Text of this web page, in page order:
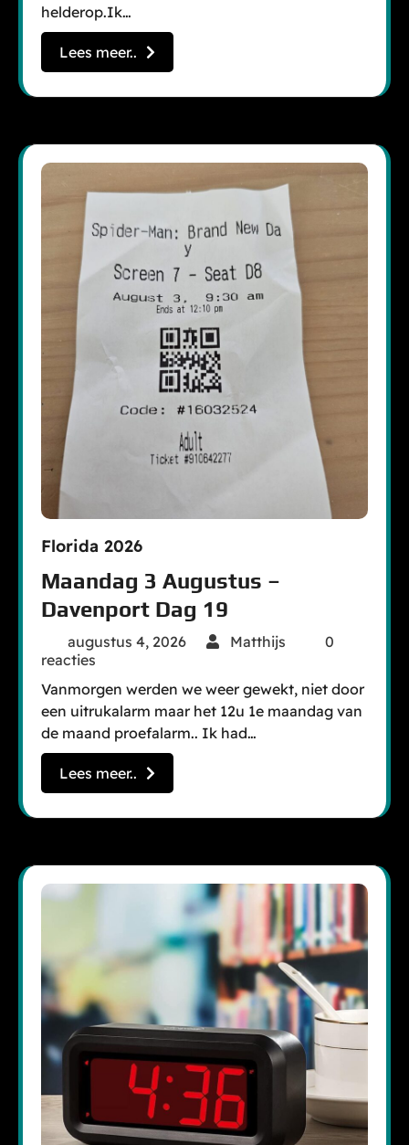
helderop.Ik…
Lees meer..
Florida 2026
Maandag 3 Augustus –
Davenport Dag 19
augustus 4, 2026 Matthijs
0
reacties
Vanmorgen werden we weer gewekt, niet door
een uitrukalarm maar het 12u 1e maandag van
de maand proefalarm.. Ik had…
Lees meer..